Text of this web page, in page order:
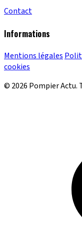
Contact
Informations
Mentions légales
cookies
© 2026 Pompier Actu.